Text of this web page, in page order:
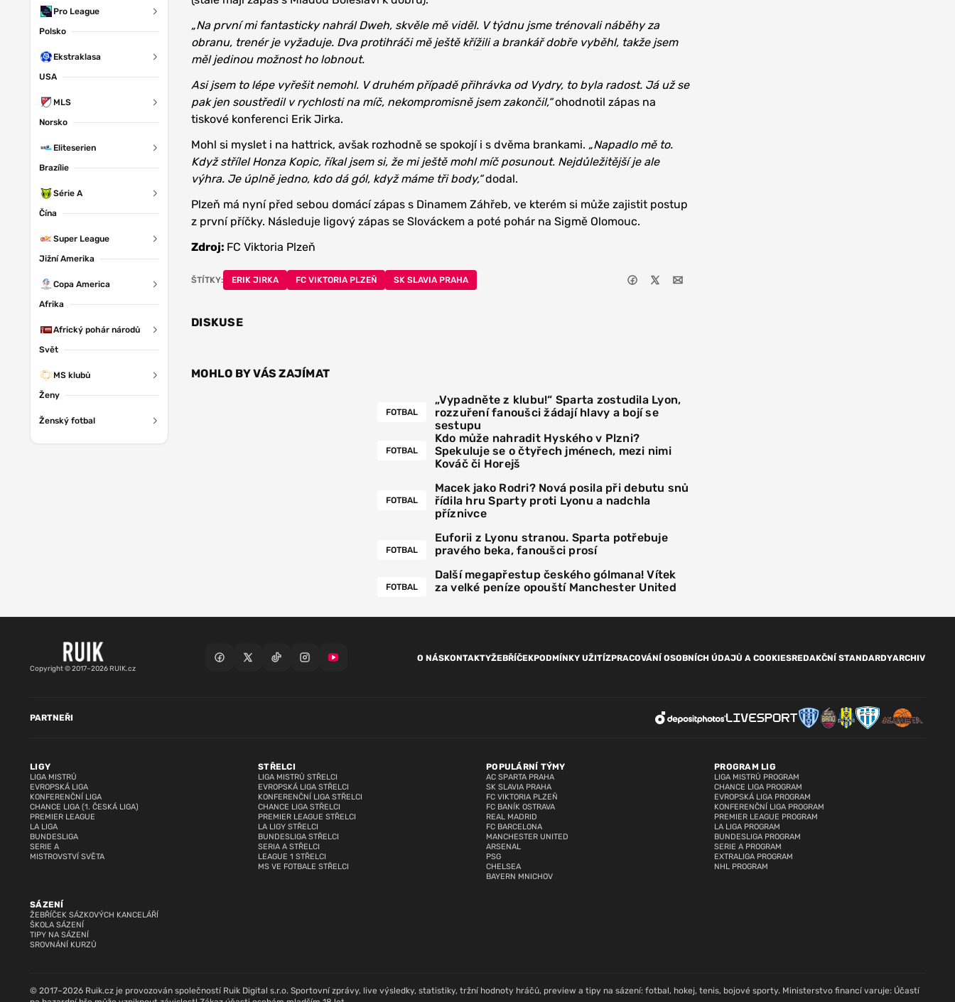
Pro League
Polsko
Ekstraklasa
USA
MLS
Norsko
Eliteserien
Brazílie
Série A
Čína
Super League
Jižní Amerika
Copa America
Afrika
Africký pohár národů
Svět
MS klubů
Ženy
Ženský fotbal
„Na první mi fantasticky nahrál Dweh, skvěle mě viděl. V týdnu jsme trénovali náběhy za
obranu, trenér je vyžaduje. Dva protihráči mě ještě křížili a brankář dobře vyběhl, takže jsem
měl jedinou možnost ho lobnout.
Asi jsem to lépe vyřešit nemohl. V druhém případě přihrávka od Vydry, to byla radost. Já už se
pak jen soustředil v rychlosti na míč, nekompromisně jsem zakončil,“ohodnotil zápas na
tiskové konferenci Erik Jirka.
Mohl si myslet i na hattrick, avšak rozhodně se spokojí i s dvěma brankami. „Napadlo mě to.
Když střílel Honza Kopic, říkal jsem si, že mi ještě mohl míč posunout. Nejdůležitější je ale
výhra. Je úplně jedno, kdo dá gól, když máme tři body,“dodal.
Plzeň má nyní před sebou domácí zápas s Dinamem Záhřeb, ve kterém si může zajistit postup
z první příčky. Následuje ligový zápas se Slováckem a poté pohár na Sigmě Olomouc.
Zdroj: FC Viktoria Plzeň
ŠTÍTKY: ERIK JIRKA FC VIKTORIA PLZEŇ SK SLAVIA PRAHA
DISKUSE
MOHLO BY VÁS ZAJÍMAT
FOTBAL
„Vypadněte z klubu!“ Sparta zostudila Lyon,
rozzuření fanoušci žádají hlavy a bojí se
sestupu
FOTBAL
Kdo může nahradit Hyského v Plzni?
Spekuluje se o čtyřech jménech, mezi nimi
Kováč či Horejš
FOTBAL
Macek jako Rodri? Nová posila při debutu snů
řídila hru Sparty proti Lyonu a nadchla
příznivce
FOTBAL
Euforii z Lyonu stranou. Sparta potřebuje
pravého beka, fanoušci prosí
FOTBAL
Další megapřestup českého gólmana! Vítek
za velké peníze opouští Manchester United
Copyright © 2017–2026 RUIK.cz
O NÁSKONTAKTYŽEBŘÍČEKPODMÍNKY UŽITÍZPRACOVÁNÍ OSOBNÍCH ÚDAJŮ A COOKIESREDAKČNÍ STANDARDYARCHIV
LIGY
LIGA MISTRŮ
EVROPSKÁ LIGA
KONFERENČNÍ LIGA
CHANCE LIGA (1. ČESKÁ LIGA)
PREMIER LEAGUE
LA LIGA
BUNDESLIGA
SERIE A
MISTROVSTVÍ SVĚTA
STŘELCI
LIGA MISTRŮ STŘELCI
EVROPSKÁ LIGA STŘELCI
KONFERENČNÍ LIGA STŘELCI
CHANCE LIGA STŘELCI
PREMIER LEAGUE STŘELCI
LA LIGY STŘELCI
BUNDESLIGA STŘELCI
SERIA A STŘELCI
LEAGUE 1 STŘELCI
MS VE FOTBALE STŘELCI
POPULÁRNÍ TÝMY
AC SPARTA PRAHA
SK SLAVIA PRAHA
FC VIKTORIA PLZEŇ
FC BANÍK OSTRAVA
REAL MADRID
FC BARCELONA
MANCHESTER UNITED
ARSENAL
PSG
CHELSEA
BAYERN MNICHOV
PROGRAM LIG
LIGA MISTRŮ PROGRAM
CHANCE LIGA PROGRAM
EVROPSKÁ LIGA PROGRAM
KONFERENČNÍ LIGA PROGRAM
PREMIER LEAGUE PROGRAM
LA LIGA PROGRAM
BUNDESLIGA PROGRAM
SERIE A PROGRAM
EXTRALIGA PROGRAM
NHL PROGRAM
SÁZENÍ
ŽEBŘÍČEK SÁZKOVÝCH KANCELÁŘÍ
ŠKOLA SÁZENÍ
TIPY NA SÁZENÍ
SROVNÁNÍ KURZŮ
PARTNEŘI
© 2017–2026 Ruik.cz je provozován společností Ruik Digital s.r.o. Sportovní zprávy, live výsledky, statistiky, tržní hodnoty hráčů, preview a tipy na sázení: fotbal, hokej, tenis, bojové sporty. Ministerstvo financí varuje: Účastí